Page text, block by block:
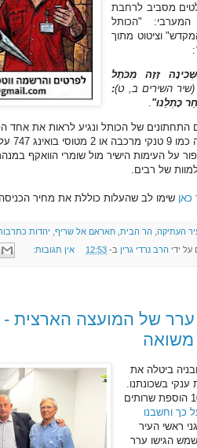
מסביב לרחבת
"הכותל
וציטוט מתוך
זָזָה מִכֹּתֶל
(שיר השירים ב, ט):
כָּתְלֵנוּ"
התחתונים של הכותל ונגיע לראות את אחד
על העימות הישיר מול שומרי הוואקף
של רבים.
כאן שימו לב שהעלות כוללת את מחיר
העתיקה הר הבית חאראם אל שריף יהדות
על ידי הרב נרדי גרין ב- 12:53 אין תגובות:
ערר של המועצה הארצית
משואה
ביטלה את
בשכונתנו.
כך וחשבנו
ראשי העיר
הגישו ערר